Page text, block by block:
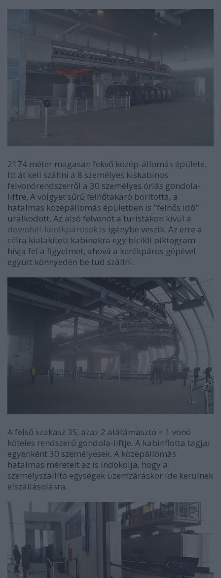
2174 méter magasan fekvő közép-állomás épülete.
Itt át kell szállni a 8 személyes kiskabinos
felvonórendszerről a 30 személyes óriás gondola-
liftre. A völgyet sűrű felhőtakaró borította, a
hatalmas középállomás épületben is "felhős idő"
uralkodott. Az alsó felvonót a turistákon kívül a
downhill-kerékpárosok is igénybe veszik. Az erre a
célra kialakított kabinokra egy bicikli piktogram
hívja fel a figyelmet, ahová a kerékpáros gépével
együtt könnyedén be tud szállni.
A felső szakasz 3S, azaz 2 alátámasztó + 1 vonó
köteles rendszerű gondola-liftje. A kabinflotta tagjai
egyenként 30 személyesek. A középállomás
hatalmas méreteit az is indokolja, hogy a
személyszállító egységek üzemzáráskor ide kerülnek
elszállásolásra.